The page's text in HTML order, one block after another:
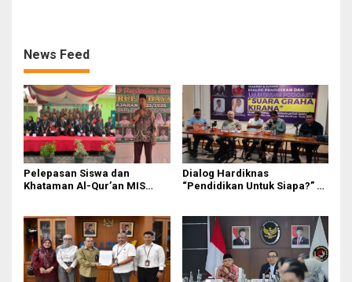
News Feed
Pelepasan Siswa dan
Khataman Al-Qur’an MIS
Dialog Hardiknas
“Pendidikan Untuk Siapa?” di